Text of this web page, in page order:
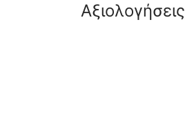
Αξιολογήσεις